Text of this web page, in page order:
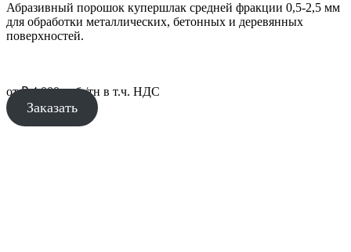
Абразивный порошок купершлак средней фракции 0,5-2,5 мм
для обработки металлических, бетонных и деревянных
поверхностей.
от₽4 000руб./тн в т.ч. НДС
Заказать